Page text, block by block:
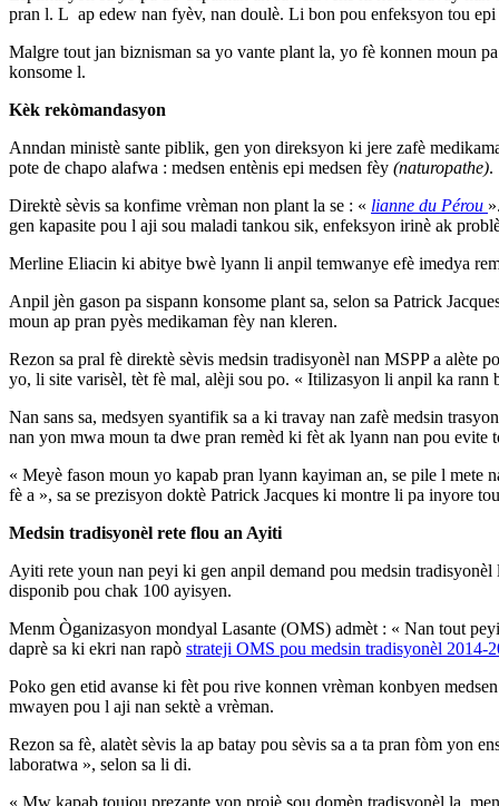
pran l. L ap edew nan fyèv, nan doulè. Li bon pou enfeksyon tou
Malgre tout jan biznisman sa yo vante plant la, yo fè konnen moun
konsome l.
Kèk rekòmandasyon
Anndan ministè sante piblik, gen yon direksyon ki jere zafè
pote de chapo alafwa : medsen entènis epi medsen fèy (naturopathe).
Direktè sèvis sa konfime vrèman non plant la se : « lianne du Pérou
gen kapasite pou l aji sou maladi tankou sik, enfeksyon irinè ak
Merline Eliacin ki abitye bwè lyann li anpil temwanye efè imedya
Anpil jèn gason pa sispann konsome plant sa, selon sa Patrick
moun ap pran pyès medikaman fèy nan kleren.
Rezon sa pral fè direktè sèvis medsin tradisyonèl nan MSPP a
yo, li site varisèl, tèt fè mal, alèji sou po. « Itilizasyon li anpil ka rann
Nan sans sa, medsyen syantifik sa a ki travay nan zafè medsin
nan yon mwa moun ta dwe pran remèd ki fèt ak lyann nan pou evite
« Meyè fason moun yo kapab pran lyann kayiman an, se pile l
fè a », sa se prezisyon doktè Patrick Jacques ki montre li pa inyore
Medsin tradisyonèl rete flou an Ayiti
Ayiti rete youn nan peyi ki gen anpil demand pou medsin tradisyonèl
disponib pou chak 100 ayisyen.
Menm Òganizasyon mondyal Lasante (OMS) admèt : « Nan tout
daprè sa ki ekri nan rapò strateji OMS pou medsin tradisyonèl 2014-
Poko gen etid avanse ki fèt pou rive konnen vrèman konbyen
mwayen pou l aji nan sektè a vrèman.
Rezon sa fè, alatèt sèvis la ap batay pou sèvis sa a ta pran fòm yon
laboratwa », selon sa li di.
« Mw kapab toujou prezante yon projè sou domèn tradisyonèl la,